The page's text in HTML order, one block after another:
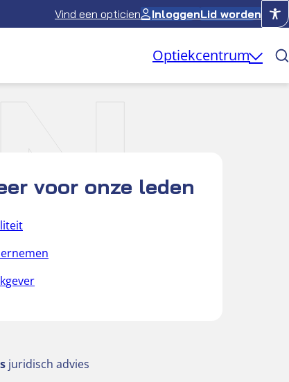
Vind een opticien InloggenLid worden
Optiekcentrum
voor onze leden
juridisch advies